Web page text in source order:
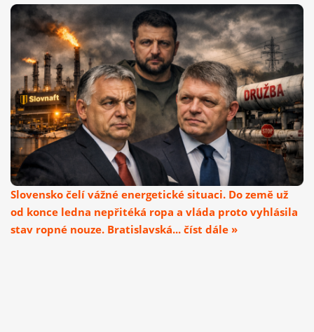
Slovensko čelí vážné energetické situaci. Do země už
od konce ledna nepřitéká ropa a vláda proto vyhlásila
stav ropné nouze. Bratislavská... číst dále »